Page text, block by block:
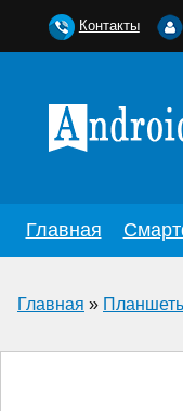
Главная
Главная »
Контакты